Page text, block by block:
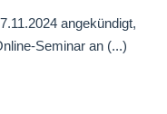
angekündigt,
Seminar an (...)